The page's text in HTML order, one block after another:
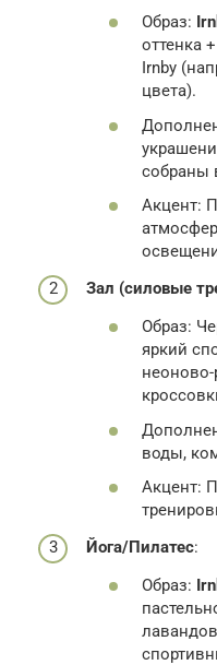
Образ:
оттенка
Irnby
цвета).
собраны
Акцент:
Зал (силовые
Образ:
яркий
воды,
Акцент:
Йога/Пилатес:
Образ: